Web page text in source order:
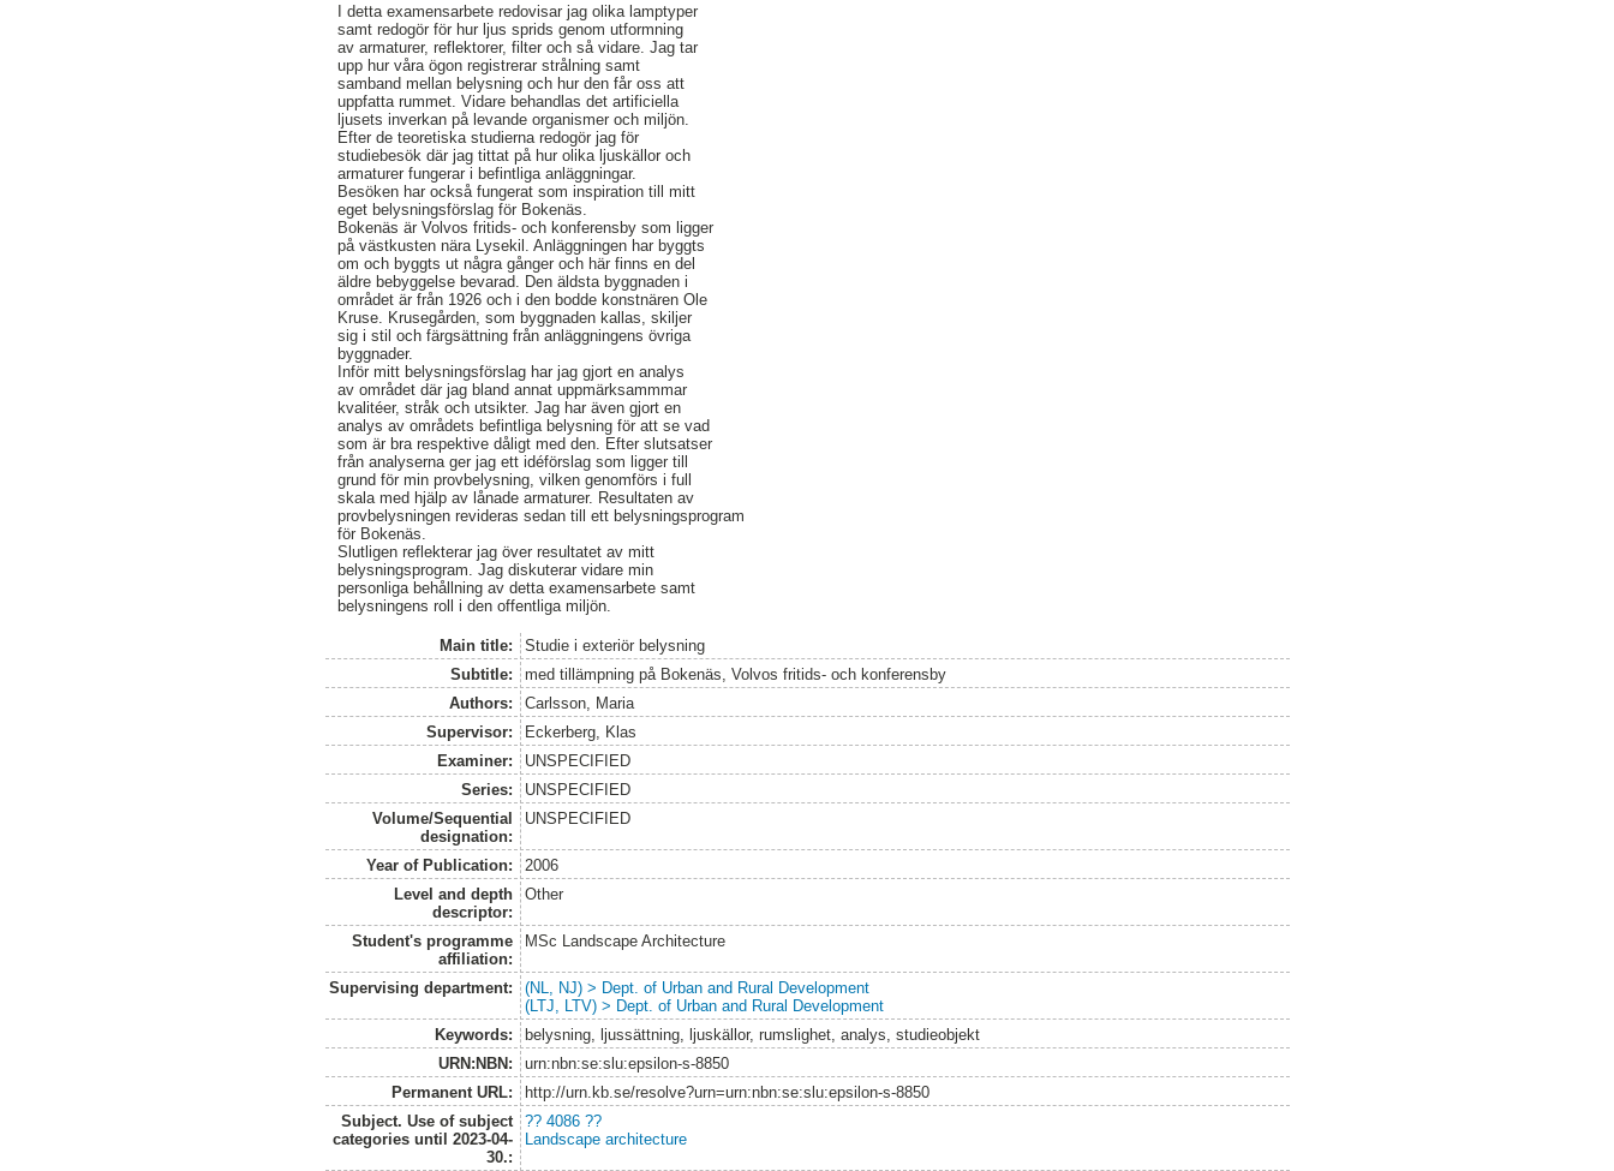
I detta examensarbete redovisar jag olika lamptyper
samt redogör för hur ljus sprids genom utformning
av armaturer, reflektorer, filter och så vidare. Jag tar
upp hur våra ögon registrerar strålning samt
samband mellan belysning och hur den får oss att
uppfatta rummet. Vidare behandlas det artificiella
ljusets inverkan på levande organismer och miljön.
Efter de teoretiska studierna redogör jag för
studiebesök där jag tittat på hur olika ljuskällor och
armaturer fungerar i befintliga anläggningar.
Besöken har också fungerat som inspiration till mitt
eget belysningsförslag för Bokenäs.
Bokenäs är Volvos fritids- och konferensby som ligger
på västkusten nära Lysekil. Anläggningen har byggts
om och byggts ut några gånger och här finns en del
äldre bebyggelse bevarad. Den äldsta byggnaden i
området är från 1926 och i den bodde konstnären Ole
Kruse. Krusegården, som byggnaden kallas, skiljer
sig i stil och färgsättning från anläggningens övriga
byggnader.
Inför mitt belysningsförslag har jag gjort en analys
av området där jag bland annat uppmärksammmar
kvalitéer, stråk och utsikter. Jag har även gjort en
analys av områdets befintliga belysning för att se vad
som är bra respektive dåligt med den. Efter slutsatser
från analyserna ger jag ett idéförslag som ligger till
grund för min provbelysning, vilken genomförs i full
skala med hjälp av lånade armaturer. Resultaten av
provbelysningen revideras sedan till ett belysningsprogram
för Bokenäs.
Slutligen reflekterar jag över resultatet av mitt
belysningsprogram. Jag diskuterar vidare min
personliga behållning av detta examensarbete samt
belysningens roll i den offentliga miljön.
Main title:
Studie i exteriör belysning
Subtitle:
med tillämpning på Bokenäs, Volvos fritids- och konferensby
Authors:
Carlsson, Maria
Supervisor:
Eckerberg, Klas
Examiner:
UNSPECIFIED
Series:
UNSPECIFIED
Volume/Sequential
designation:
UNSPECIFIED
Year of Publication:
2006
Level and depth
descriptor:
Other
Student's programme
affiliation:
MSc Landscape Architecture
Supervising department:
(NL, NJ) > Dept. of Urban and Rural Development
(LTJ, LTV) > Dept. of Urban and Rural Development
Keywords:
belysning, ljussättning, ljuskällor, rumslighet, analys, studieobjekt
URN:NBN:
urn:nbn:se:slu:epsilon-s-8850
Permanent URL:
http://urn.kb.se/resolve?urn=urn:nbn:se:slu:epsilon-s-8850
Subject. Use of subject
categories until 2023-04-
30.:
?? 4086 ??
Landscape architecture